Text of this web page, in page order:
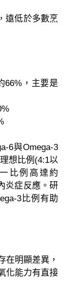
遠低於多數烹
66%，主要是
6與Omega-3
想比例(4:1以
比例高達約
炎症反應。研
3比例有助
在明顯差異，
化能力有直接